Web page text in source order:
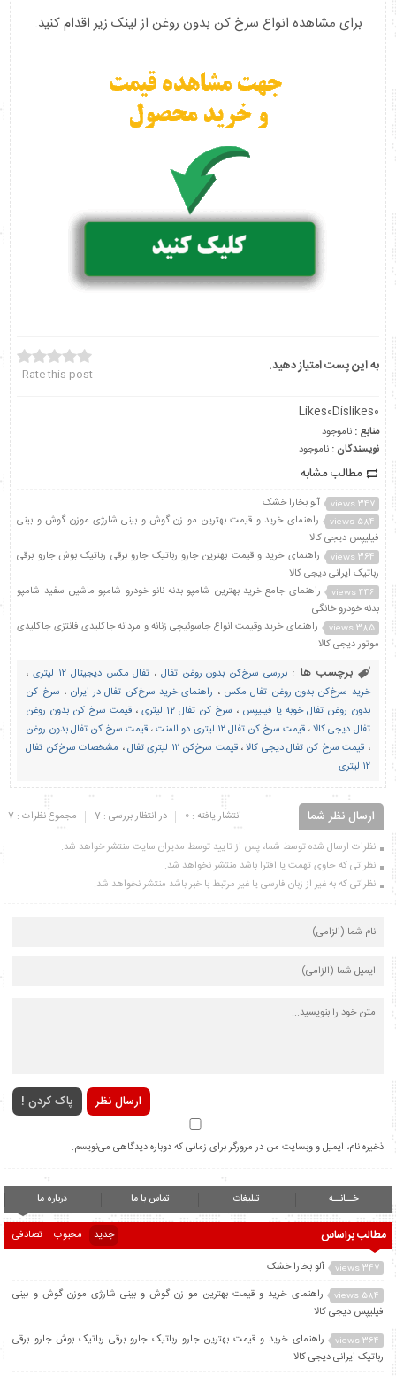
برای مشاهده انواع سرخ کن بدون روغن از لینک زیر اقدام کنید.
به این پست امتیاز دهید. Rate this post
Likes0Dislikes0
منابع : ناموجود
نویسندگان : ناموجود
مطالب مشابه
347 views آلو بخارا خشک
584 views
راهنمای خرید و قیمت بهترین مو زن گوش و بینی شارژی موزن گوش و بینی
فیلیپس دیجی کالا
364 views
راهنمای خرید و قیمت بهترین جارو رباتیک جارو برقی رباتیک بوش جارو برقی
رباتیک ایرانی دیجی کالا
446 views
راهنمای جامع خرید بهترین شامپو بدنه نانو خودرو شامپو ماشین سفید شامپو
بدنه خودرو خانگی
385 views
راهنمای خرید وقیمت انواع جاسوئیچی زنانه و مردانه جاکلیدی فانتزی جاکلیدی
موتور دیجی کالا
برچسب ها : بررسی سرخ‌کن بدون روغن تفال ، تفال مکس دیجیتال ۱۲ لیتری
،
خرید سرخ‌کن بدون روغن تفال مکس ، راهنمای خرید سرخ‌کن تفال در ایران ، سرخ کن
بدون روغن تفال خوبه یا فیلیپس ، سرخ کن تفال 12 لیتری ،قیمت سرخ کن بدون روغن
تفال دیجی کالا، قیمت سرخ کن تفال ۱۲ لیتری دو المنت ، قیمت سرخ کن تفال بدون روغن
، قیمت سرخ کن تفال دیجی کالا،قیمت سرخ‌کن ۱۲ لیتری تفال ، مشخصات سرخ‌کن تفال
۱۲ لیتری
ارسال نظر شما مجموع نظرات : 7 در انتظار بررسی : 7
انتشار یافته : 0
نظرات ارسال شده توسط شما، پس از تایید توسط مدیران سایت منتشر خواهد شد.
نظراتی که حاوی تهمت یا افترا باشد منتشر نخواهد شد.
نظراتی که به غیر از زبان فارسی یا غیر مرتبط با خبر باشد منتشر نخواهد شد.
ارسال نظر پاک کردن !
ذخیره نام، ایمیل و وبسایت من در مرورگر برای زمانی که دوباره دیدگاهی می‌نویسم.
خــانــه تبلیغات تماس با ما درباره ما
مطالب براساس جدید محبوب تصادفی
347 views آلو بخارا خشک
584 views
راهنمای خرید و قیمت بهترین مو زن گوش و بینی شارژی موزن گوش و بینی
فیلیپس دیجی کالا
364 views
راهنمای خرید و قیمت بهترین جارو رباتیک جارو برقی رباتیک بوش جارو برقی
رباتیک ایرانی دیجی کالا